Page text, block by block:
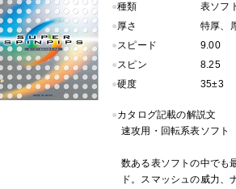
●種類
表ソフ
●厚さ
特厚、
●スピード
9.00
●スピン
8.25
●硬度 35±3
●カタログ記載の解説文
速攻用・回転系表ソフト
数ある表ソフトの中でも
ド。スマッシュの威力